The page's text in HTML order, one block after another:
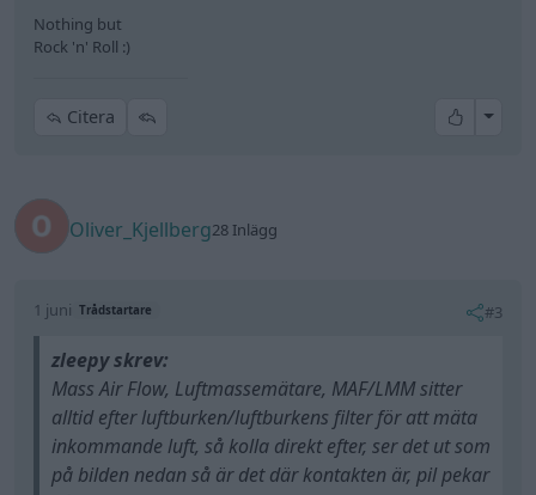
Nothing but
Rock 'n' Roll :)
Citera All
Oliver_Kjellberg28 Inlägg
1 juni Trådstartare #3
zleepy skrev:
Mass Air Flow, Luftmassemätare, MAF/LMM sitter
alltid efter luftburken/luftburkens filter för att mäta
inkommande luft, så kolla direkt efter, ser det ut som
på bilden nedan så är det där kontakten är, pil pekar